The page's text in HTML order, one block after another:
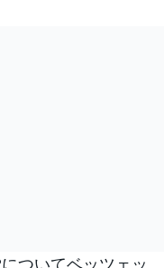
ついてベッツェッ